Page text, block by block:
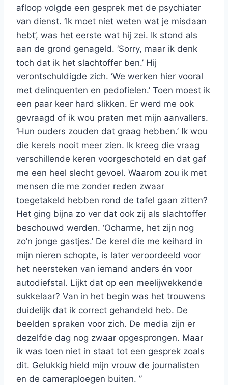
afloop volgde een gesprek met de psychiater
van dienst. ‘Ik moet niet weten wat je misdaan
hebt’, was het eerste wat hij zei. Ik stond als
aan de grond genageld. ‘Sorry, maar ik denk
toch dat ik het slachtoffer ben.’ Hij
verontschuldigde zich. ‘We werken hier vooral
met delinquenten en pedofielen.’ Toen moest ik
een paar keer hard slikken. Er werd me ook
gevraagd of ik wou praten met mijn aanvallers.
‘Hun ouders zouden dat graag hebben.’ Ik wou
die kerels nooit meer zien. Ik kreeg die vraag
verschillende keren voorgeschoteld en dat gaf
me een heel slecht gevoel. Waarom zou ik met
mensen die me zonder reden zwaar
toegetakeld hebben rond de tafel gaan zitten?
Het ging bijna zo ver dat ook zij als slachtoffer
beschouwd werden. ‘Ocharme, het zijn nog
zo’n jonge gastjes.’ De kerel die me keihard in
mijn nieren schopte, is later veroordeeld voor
het neersteken van iemand anders én voor
autodiefstal. Lijkt dat op een meelijwekkende
sukkelaar? Van in het begin was het trouwens
duidelijk dat ik correct gehandeld heb. De
beelden spraken voor zich. De media zijn er
dezelfde dag nog zwaar opgesprongen. Maar
ik was toen niet in staat tot een gesprek zoals
dit. Gelukkig hield mijn vrouw de journalisten
en de cameraploegen buiten. ”